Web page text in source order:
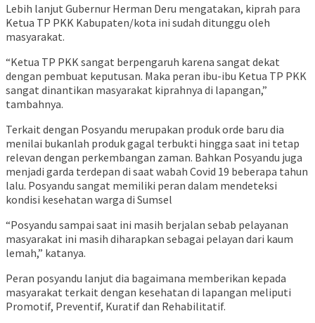
Lebih lanjut Gubernur Herman Deru mengatakan, kiprah para
Ketua TP PKK Kabupaten/kota ini sudah ditunggu oleh
masyarakat.
“Ketua TP PKK sangat berpengaruh karena sangat dekat
dengan pembuat keputusan. Maka peran ibu-ibu Ketua TP PKK
sangat dinantikan masyarakat kiprahnya di lapangan,”
tambahnya.
Terkait dengan Posyandu merupakan produk orde baru dia
menilai bukanlah produk gagal terbukti hingga saat ini tetap
relevan dengan perkembangan zaman. Bahkan Posyandu juga
menjadi garda terdepan di saat wabah Covid 19 beberapa tahun
lalu. Posyandu sangat memiliki peran dalam mendeteksi
kondisi kesehatan warga di Sumsel
“Posyandu sampai saat ini masih berjalan sebab pelayanan
masyarakat ini masih diharapkan sebagai pelayan dari kaum
lemah,” katanya.
Peran posyandu lanjut dia bagaimana memberikan kepada
masyarakat terkait dengan kesehatan di lapangan meliputi
Promotif, Preventif, Kuratif dan Rehabilitatif.